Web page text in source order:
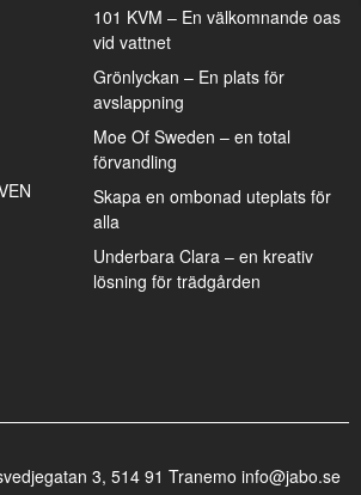
101 KVM – En välkomnande oas
vid vattnet
Grönlyckan – En plats för
avslappning
Moe Of Sweden – en total
förvandling
Skapa en ombonad uteplats för
alla
Underbara Clara – en kreativ
lösning för trädgården
3, 514 91 Tranemo info@jabo.se